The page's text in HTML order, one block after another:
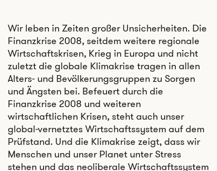
Wir leben in Zeiten großer Unsicherheiten. Die
Finanzkrise 2008, seitdem weitere regionale
Wirtschaftskrisen, Krieg in Europa und nicht
zuletzt die globale Klimakrise tragen in allen
Alters- und Bevölkerungsgruppen zu Sorgen
und Ängsten bei. Befeuert durch die
Finanzkrise 2008 und weiteren
wirtschaftlichen Krisen, steht auch unser
global-vernetztes Wirtschaftssystem auf dem
Prüfstand. Und die Klimakrise zeigt, dass wir
Menschen und unser Planet unter Stress
stehen und das neoliberale Wirtschaftssystem